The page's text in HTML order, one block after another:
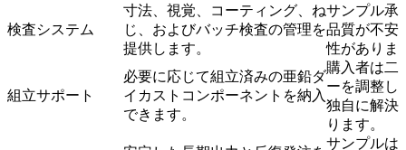
検査システム
寸法、視覚、コーティング、ね
じ、およびバッチ検査の管理を
提供します。
サンプル承
品質が不安
性がありま
組立サポート
必要に応じて組立済みの亜鉛ダ
イカストコンポーネントを納入
できます。
購入者は二
ーを調整し
独自に解決
ります。
サンプルは